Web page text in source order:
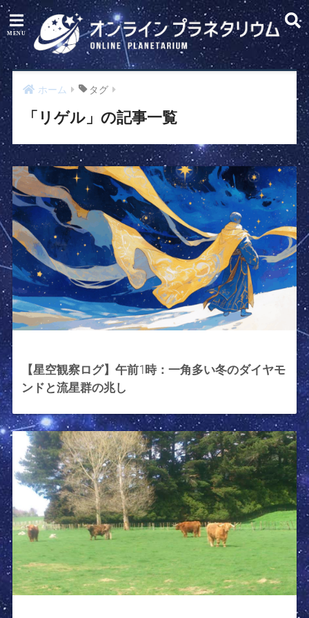
ホーム タグ
「リゲル」の記事一覧
【星空観察ログ】午前1時：一角多い冬のダイヤモ
ンドと流星群の兆し